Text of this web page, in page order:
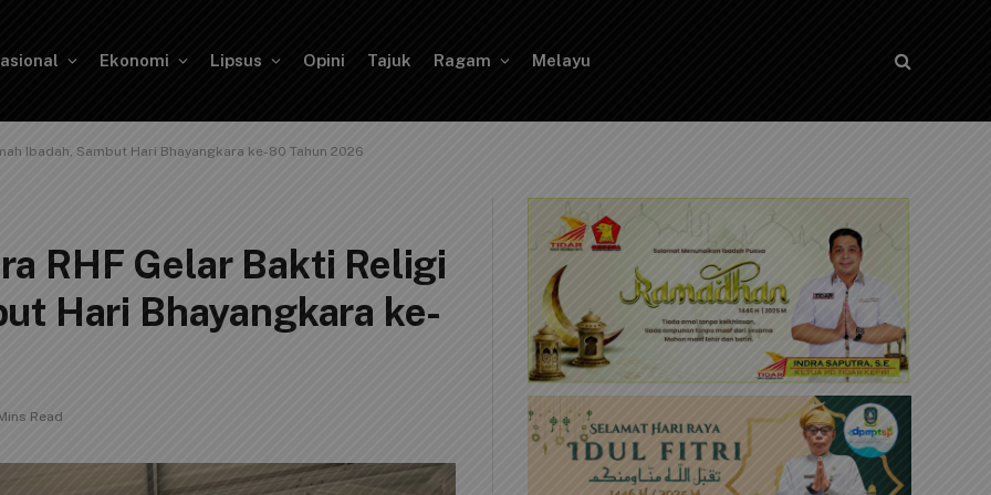
Ekonomi Lipsus Opini Tajuk Ragam Melayu
Ibadah, Sambut Hari Bhayangkara ke-80 Tahun 2026
RHF Gelar Bakti Religi
Hari Bhayangkara ke-
Read